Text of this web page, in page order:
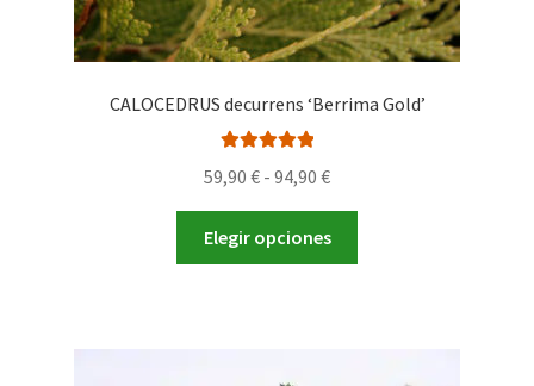
CALOCEDRUS decurrens ‘Berrima Gold’
de 5
59,90 € - 94,90 €Rango
precios:
desde
Elegir opciones